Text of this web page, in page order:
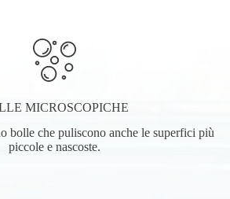
MICROSCOPICHE
bolle che puliscono anche le superfici più
piccole e nascoste.